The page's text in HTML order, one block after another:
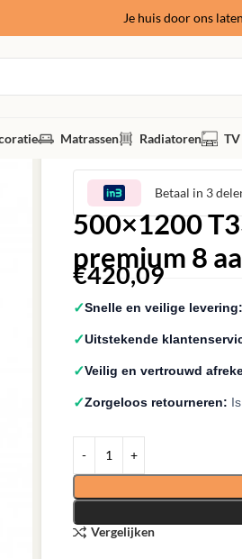
Je huis door ons
Matrassen Radiatoren
Betaal in 3
500×1200
premium 8
€420,09
✓Snelle en veilige levering:
✓Uitstekende
✓Veilig en vertrouwd
✓Zorgeloos retourneren:
Vergelijken